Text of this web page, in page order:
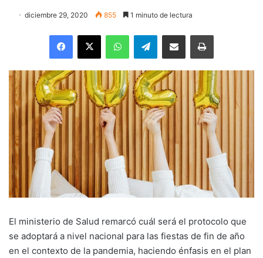
diciembre 29, 2020 855 1 minuto de lectura
Facebook
X WhatsAppTelegramEnviar vía email Imprimir
El ministerio de Salud remarcó cuál será el protocolo que
se adoptará a nivel nacional para las fiestas de fin de año
en el contexto de la pandemia, haciendo énfasis en el plan